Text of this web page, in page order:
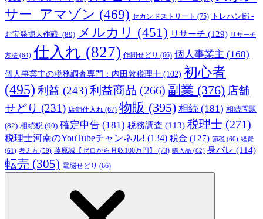
サー_アマゾン (469) セカンドストリート (75) トレハン部 -
お宝発掘大作戦- (89) メルカリ (451) リサーチ (129) リサーチ
方法 (64) 仕入れ (827) 作間せどり (66) 個人事業主 (168)
個人事業主の税務調査専門：内田敦税理士 (102) 初心者
(495) 利益 (243)利益商品 (266) 副業 (376) 店舗
せどり (231) 店舗仕入れ (67) 物販 (395) 相続 (181) 相続問題
(82) 相続税 (90) 確定申告 (181) 税務調査 (113) 税理士 (271)
税理士河南のYouTubeチャンネル! (134) 税金 (127) 節税 (60) 経費
(61) 考え方 (59) 藤原誠【ゼロから月収100万円】 (73) 購入品 (62) 身バレ (114)
転売 (305) 電脳せどり (66)